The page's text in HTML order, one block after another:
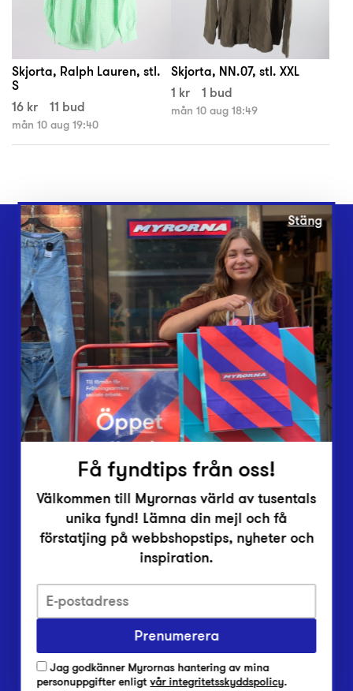
Skjorta, Ralph Lauren, stl.
S
16 kr
11 bud
mån 10 aug 19:40
Skjorta, NN.07, stl. XXL
1 kr
1 bud
mån 10 aug 18:49
Webbshop
Butiker
Lämna in
Vårt överskott
Inlämningsplatser
Om Myrorna
Lediga jobb
Pressrum
Integritetsskyddspolicy
Har du frågor om onlineköp, leverans eller retur?
Har du frågor om vår verksamhet?
Vanliga frågor om Myrorna
Stäng
Få fyndtips från oss!
Välkommen till Myrornas värld av tusentals
unika fynd! Lämna din mejl och få
förstatjing på webbshopstips, nyheter och
inspiration.
Prenumerera
Jag godkänner Myrornas hantering av mina
personuppgifter enligtvår integritetsskyddspolicy.